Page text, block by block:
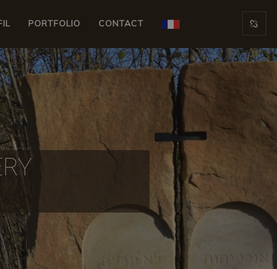
PORTFOLIO CONTACT